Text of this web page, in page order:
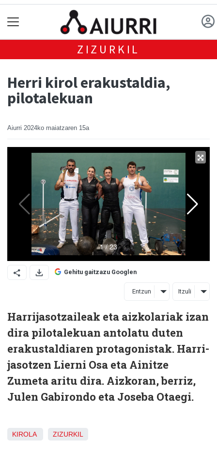
ZIZURKIL
Herri kirol erakustaldia,
pilotalekuan
Aiurri 2024ko maiatzaren 15a
Gehitu gaitzazu Googlen
Entzun Itzuli
Harrijasotzaileak eta aizkolariak izan
dira pilotalekuan antolatu duten
erakustaldiaren protagonistak. Harri-
jasotzen Lierni Osa eta Ainitze
Zumeta aritu dira. Aizkoran, berriz,
Julen Gabirondo eta Joseba Otaegi.
KIROLA ZIZURKIL